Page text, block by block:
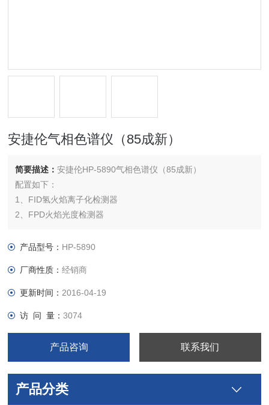
安捷伦气相色谱仪（85成新）
简要描述：安捷伦HP-5890气相色谱仪（85成新）
配置如下：
1、FID氢火焰离子化检测器
2、FPD火焰光度检测器
4、配置中文版色谱工作站
5、30m毛细管色谱柱1根
售价：电议，保修三个月
产品型号： HP-5890
厂商性质：经销商
更新时间： 2016-04-19
访 问 量：3074
产品咨询 联系我们
产品分类